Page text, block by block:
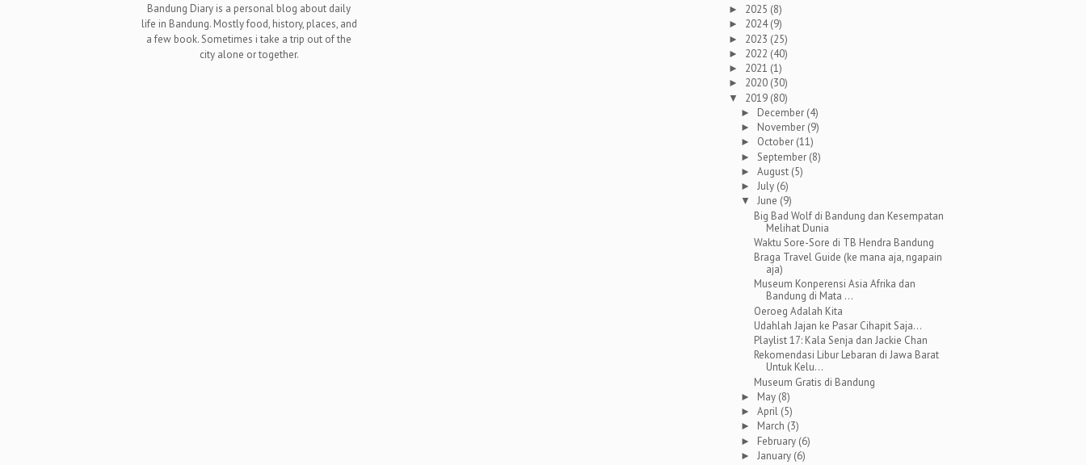
Bandung Diary is a personal blog about daily
life in Bandung. Mostly food, history, places, and
a few book. Sometimes i take a trip out of the
city alone or together.
► 2025 (8)
► 2024(9)
► 2023 (25)
► 2022 (40)
► 2021 (1)
► 2020 (30)
▼ 2019 (80)
► December (4)
► November (9)
► October (11)
► September (8)
►August (5)
►July (6)
▼June (9)
Big Bad Wolf di Bandung dan Kesempatan
Melihat Dunia
Waktu Sore-Sore di TB Hendra Bandung
Braga Travel Guide (ke mana aja, ngapain
aja)
Museum Konperensi Asia Afrika dan
Bandung di Mata ...
Oeroeg Adalah Kita
Udahlah Jajan ke Pasar Cihapit Saja...
Playlist 17: Kala Senja dan Jackie Chan
Rekomendasi Libur Lebaran di Jawa Barat
Untuk Kelu...
Museum Gratis di Bandung
► May (8)
►April (5)
► March (3)
► February (6)
► January (6)